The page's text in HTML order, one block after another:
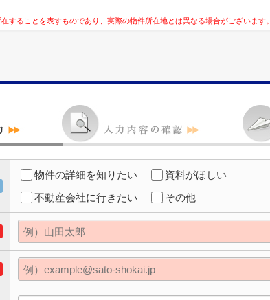
することを表すものであり、実際の物件所在地とは異なる場合がございます。
物件の詳細を知りたい 資料がほしい
不動産会社に行きたい
その他